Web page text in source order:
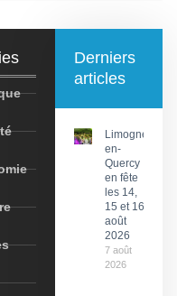
Derniers
articles
Limogne-
en-
Quercy
en fête
les 14,
15 et 16
août
2026
7 août
2026